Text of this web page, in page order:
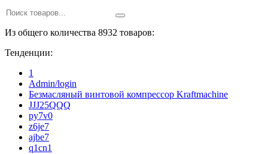
Из общего количества 8932 товаров:
Тенденции:
1
Admin/login
Безмасляный винтовой компрессор Kraftmaсhine
JJJ25QQQ
py7v0
z6je7
ajbe7
q1cn1